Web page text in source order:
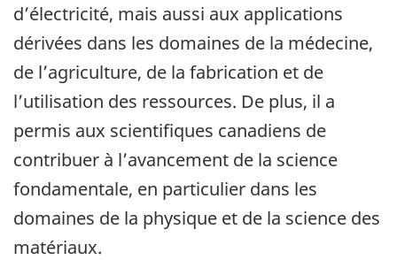
d’électricité, mais aussi aux applications
dérivées dans les domaines de la médecine,
de l’agriculture, de la fabrication et de
l’utilisation des ressources. De plus, il a
permis aux scientifiques canadiens de
contribuer à l’avancement de la science
fondamentale, en particulier dans les
domaines de la physique et de la science des
matériaux.